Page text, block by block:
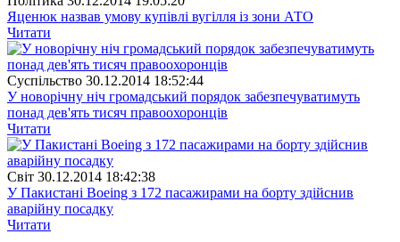
Яценюк назвав умову купівлі вугілля із зони АТО
Читати
Суспiльство 30.12.2014 18:52:44
У новорічну ніч громадський порядок забезпечуватимуть
понад дев'ять тисяч правоохоронців
Читати
Свiт 30.12.2014 18:42:38
У Пакистані Boeing з 172 пасажирами на борту здійснив
аварійну посадку
Читати